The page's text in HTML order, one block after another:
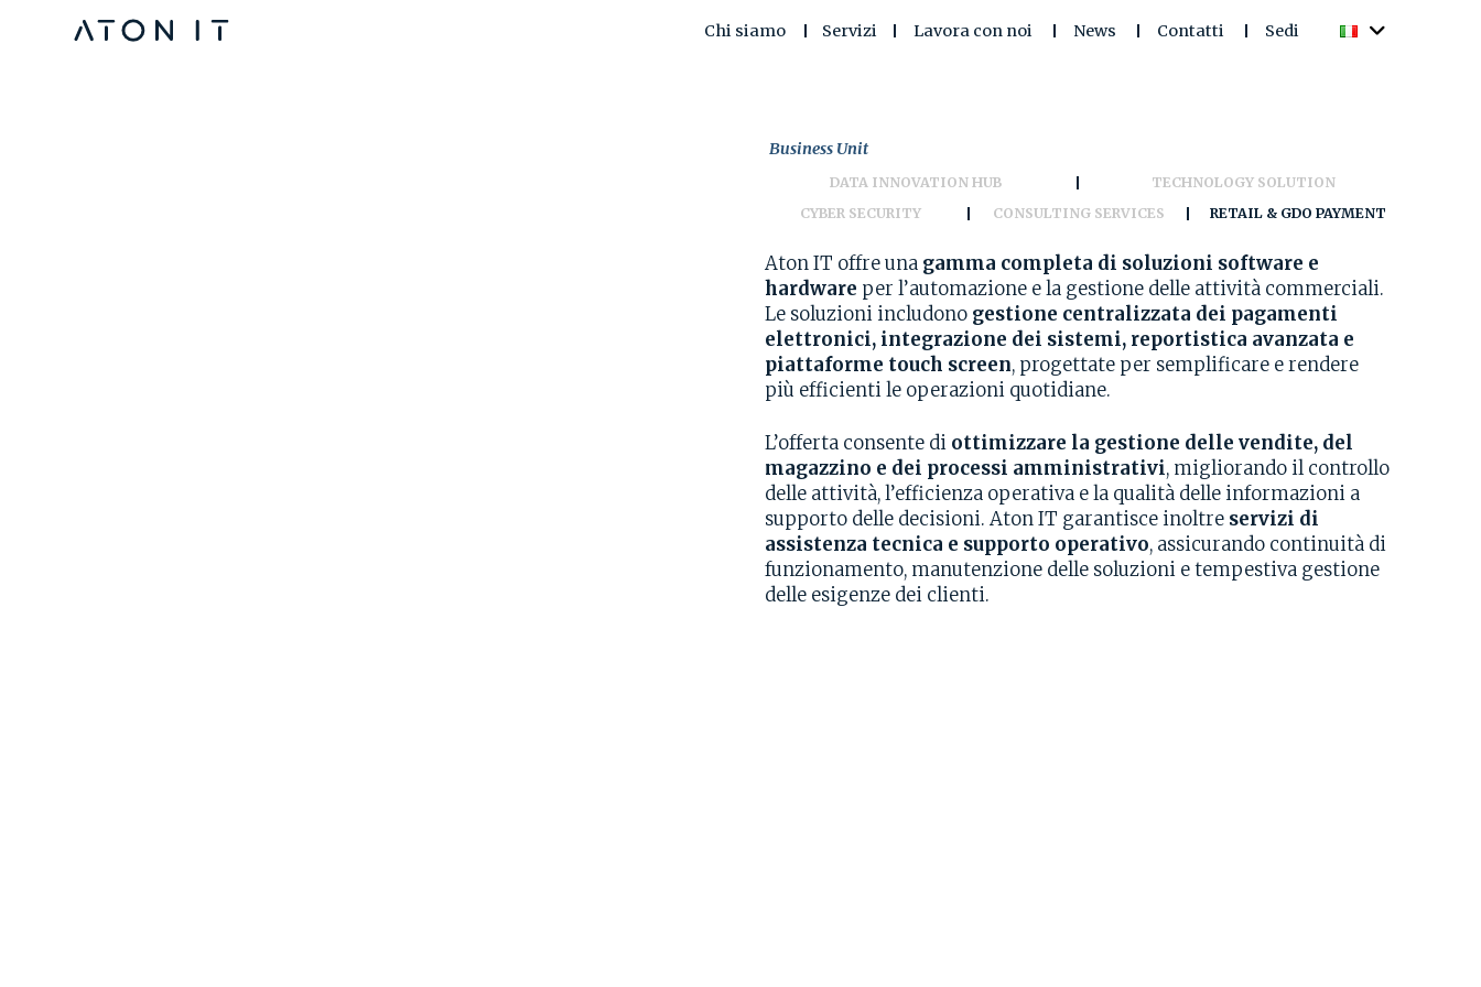
Chi siamo Servizi Lavora con noi News Contatti Sedi
Business Unit
DATA INNOVATION HUB
TECHNOLOGY SOLUTION
CYBER SECURITY
CONSULTING SERVICES RETAIL & GDO PAYMENT
Aton IT offre una gamma completa di soluzioni software e
hardware per l’automazione e la gestione delle attività commerciali.
Le soluzioni includono gestione centralizzata dei pagamenti
elettronici, integrazione dei sistemi, reportistica avanzata e
piattaforme touch screen, progettate per semplificare e rendere
più efficienti le operazioni quotidiane.
L’offerta consente di ottimizzare la gestione delle vendite, del
magazzino e dei processi amministrativi, migliorando il controllo
delle attività, l’efficienza operativa e la qualità delle informazioni a
supporto delle decisioni. Aton IT garantisce inoltre servizi di
assistenza tecnica e supporto operativo, assicurando continuità di
funzionamento, manutenzione delle soluzioni e tempestiva gestione
delle esigenze dei clienti.